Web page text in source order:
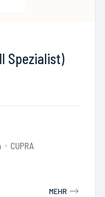
Spezialist)
CUPRA
MEHR